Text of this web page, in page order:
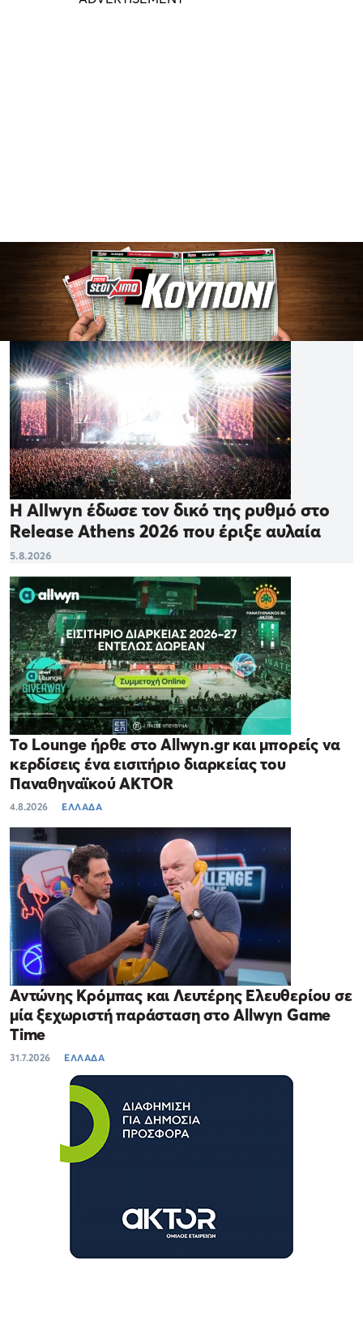
Η Allwyn έδωσε τον δικό της ρυθμό στο
Release Athens 2026 που έριξε αυλαία
5.8.2026
Το Lounge ήρθε στο Allwyn.gr και μπορείς να
κερδίσεις ένα εισιτήριο διαρκείας του
Παναθηναϊκού AKTOR
4.8.2026 ΕΛΛΑΔΑ
Αντώνης Κρόμπας και Λευτέρης Ελευθερίου σε
μία ξεχωριστή παράσταση στο Allwyn Game
Time
31.7.2026 ΕΛΛΑΔΑ